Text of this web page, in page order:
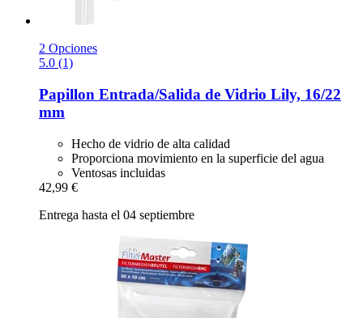
2 Opciones
5.0 (1)
Papillon Entrada/Salida de Vidrio Lily, 16/22
mm
Hecho de vidrio de alta calidad
Proporciona movimiento en la superficie del agua
Ventosas incluidas
42,99 €
Entrega hasta el 04 septiembre